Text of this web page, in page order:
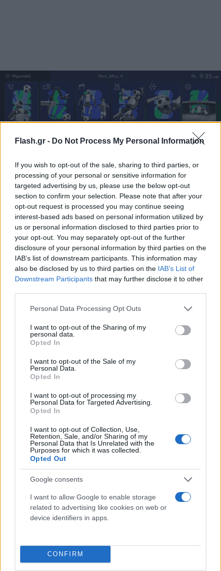
Flash.gr - Do Not Process My Personal Information
If you wish to opt-out of the sale, sharing to third parties, or
processing of your personal or sensitive information for
targeted advertising by us, please use the below opt-out
section to confirm your selection. Please note that after your
opt-out request is processed you may continue seeing
interest-based ads based on personal information utilized by
us or personal information disclosed to third parties prior to
your opt-out. You may separately opt-out of the further
disclosure of your personal information by third parties on the
IAB’s list of downstream participants. This information may
also be disclosed by us to third parties on the IAB’s List of
Downstream Participants that may further disclose it to other
Please note that this website/app uses one or more Google
not limited to your visit or usage behaviour. You may click to
grant or deny consent to Google and its third-party tags to
use your data for below specified purposes in below Google
consent section.
Personal Data Processing Opt Outs
I want to opt-out of the Sharing of my
personal data.
Opted In
I want to opt-out of the Sale of my
Personal Data.
Opted In
I want to opt-out of processing my
Personal Data for Targeted Advertising.
Opted In
I want to opt-out of Collection, Use,
Retention, Sale, and/or Sharing of my
Personal Data that Is Unrelated with the
Purposes for which it was collected.
Opted Out
Google consents
I want to allow Google to enable storage
related to advertising like cookies on web or
device identifiers in apps.
CONFIRM
Το ψηφιακό θέμα του FIFA World Cup 2026
μεταφέρει την ένταση και την ενέργεια του
ποδοσφαίρου μέσα στα οχήματα, επιτρέποντας
στους οδηγούς να ζήσουν την εμπειρία του
Παγκοσμίου Κυπέλλουμέσα από
εξατομικευμένες λειτουργίες. Μέσα από αυτή τη
συνεργασία, η Hyundai Motor παρουσιάζει τις
διευρυμένες δυνατότητες των οχημάτων που
βασίζονται σε λογισμικό.
Πώς μπορούν οι πελάτες να αποκτήσουν το
Display Theme;
Το Display Theme του FIFA World Cup 2026 είναι
διαθέσιμο για δωρεάν λήψη έως τις 19
Οκτωβρίου 2026.
Τρόπος λήψης :
Οι χρήστες μπορούν να
κατεβάσουν το Display Theme από το Bluelink
Store μέσω της εφαρμογής myHyundai.
Συμβατά οχήματα:Διατίθεται σε επιλεγμένα
μοντέλα της Hyundai, όπως τα TUCSON, SANTA FE,
IONIQ 5 και τα all-new NEXO, IONIQ 9 και PALISADE.
Περισσότερες πληροφορίες για το design, τα
συμβατά μοντέλα και τη διαδικασία λήψης
υπάρχουν διαθέσιμες στο Bluelink Store.